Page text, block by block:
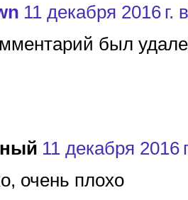
11 декабря 2016 г.
был
11 декабря 2016
очень плохо